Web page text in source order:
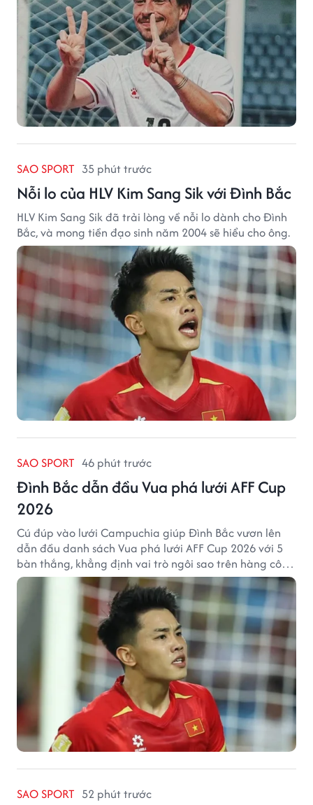
SAO SPORT 35 phút trước
Nỗi lo của HLV Kim Sang Sik với Đình Bắc
HLV Kim Sang Sik đã trải lòng về nỗi lo dành cho Đình
Bắc, và mong tiền đạo sinh năm 2004 sẽ hiểu cho ông.
SAO SPORT 46 phút trước
Đình Bắc dẫn đầu Vua phá lưới AFF Cup
2026
Cú đúp vào lưới Campuchia giúp Đình Bắc vươn lên
dẫn đầu danh sách Vua phá lưới AFF Cup 2026 với 5
bàn thắng, khẳng định vai trò ngôi sao trên hàng công
tuyển Việt Nam.
SAO SPORT 52 phút trước